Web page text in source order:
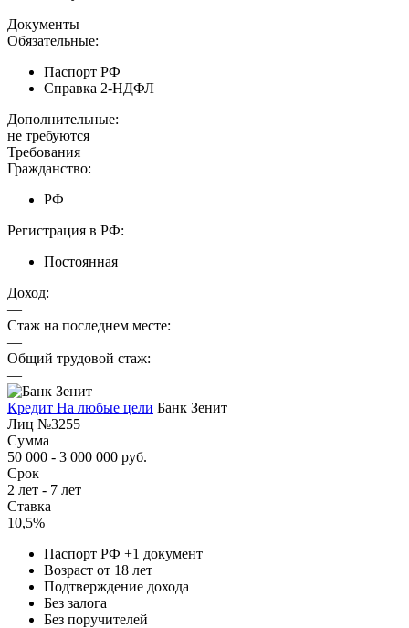
Документы
Обязательные:
Паспорт РФ
Справка 2-НДФЛ
Дополнительные:
не требуются
Требования
Гражданство:
РФ
Регистрация в РФ:
Постоянная
Доход:
—
Стаж на последнем месте:
—
Общий трудовой стаж:
—
Кредит На любые цели Банк Зенит
Лиц №3255
Сумма
50 000 - 3 000 000 руб.
Срок
2 лет - 7 лет
Ставка
10,5%
Паспорт РФ +1 документ
Возраст от 18 лет
Подтверждение дохода
Без залога
Без поручителей